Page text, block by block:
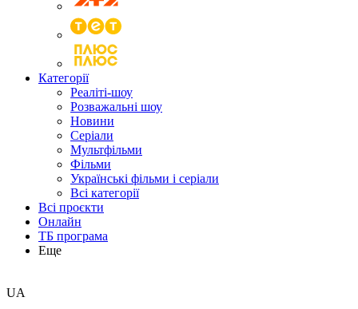
Категорії
Реаліті-шоу
Розважальні шоу
Новини
Серіали
Мультфільми
Фільми
Українські фільми і серіали
Всі категорії
Всі проєкти
Онлайн
ТБ програма
Еще
UA